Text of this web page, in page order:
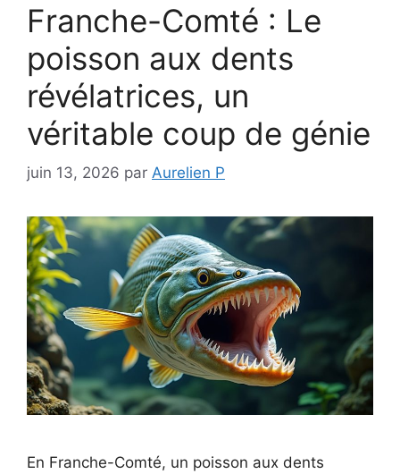
Franche-Comté : Le
poisson aux dents
révélatrices, un
véritable coup de génie
juin 13, 2026 par Aurelien P
En Franche-Comté, un poisson aux dents